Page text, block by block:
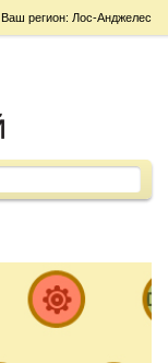
Ваш регион: Лос-Анджелес